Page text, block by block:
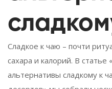
Сладкое к чаю – почти
сахара и калорий. В
альтернативы сладкому к